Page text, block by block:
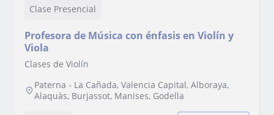
Clase Presencial
Profesora de Música con énfasis en Violín y
Viola
Clases de Violín
Paterna - La Cañada, Valencia Capital, Alboraya,
Alaquàs, Burjassot, Manises, Godella